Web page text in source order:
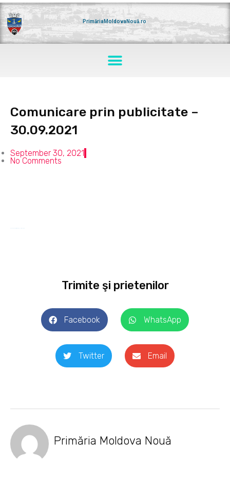
Skip
to
content
PrimăriaMoldovaNouă.ro
Menu
Comunicare prin publicitate –
30.09.2021
September 30, 2021
No Comments
Trimite şi prietenilor
Facebook WhatsApp
Twitter Email
Primăria Moldova Nouă